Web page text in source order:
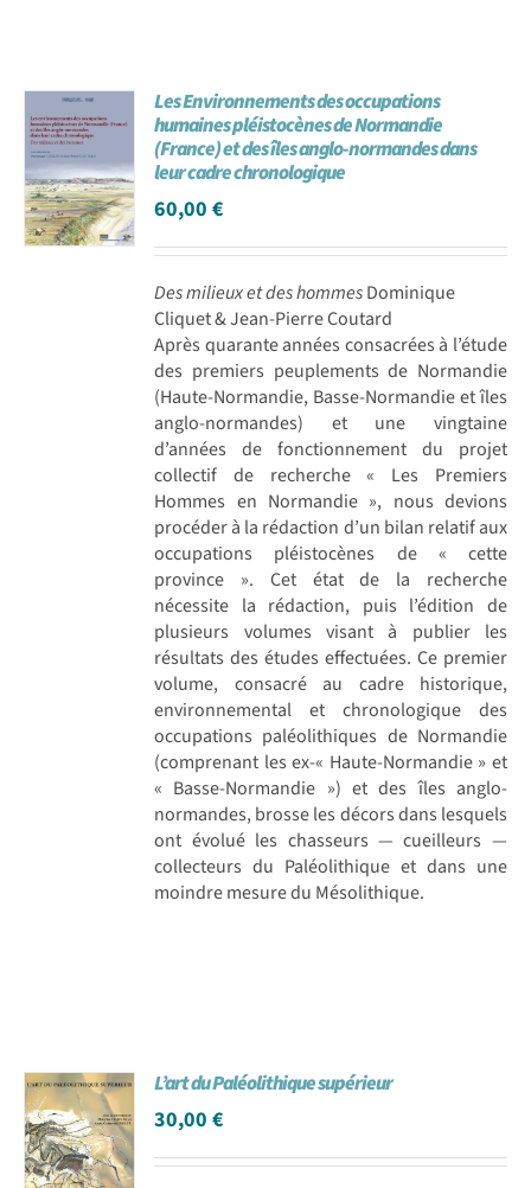
Les Environnements des occupations
humaines pléistocènes de Normandie
(France) et des îles anglo-normandes dans
leur cadre chronologique
60,00€
Des milieux et des hommesDominique
Cliquet & Jean-Pierre Coutard
Après quarante années consacrées à l’étude
des premiers peuplements de Normandie
(Haute-Normandie, Basse-Normandie et îles
anglo-normandes) et une vingtaine
d’années de fonctionnement du projet
collectif de recherche « Les Premiers
Hommes en Normandie », nous devions
procéder à la rédaction d’un bilan relatif aux
occupations pléistocènes de « cette
province ». Cet état de la recherche
nécessite la rédaction, puis l’édition de
plusieurs volumes visant à publier les
résultats des études effectuées. Ce premier
volume, consacré au cadre historique,
environnemental et chronologique des
occupations paléolithiques de Normandie
(comprenant les ex-« Haute-Normandie » et
« Basse-Normandie ») et des îles anglo-
normandes, brosse les décors dans lesquels
ont évolué les chasseurs — cueilleurs —
collecteurs du Paléolithique et dans une
moindre mesure du Mésolithique.
L’art du Paléolithique supérieur
30,00€